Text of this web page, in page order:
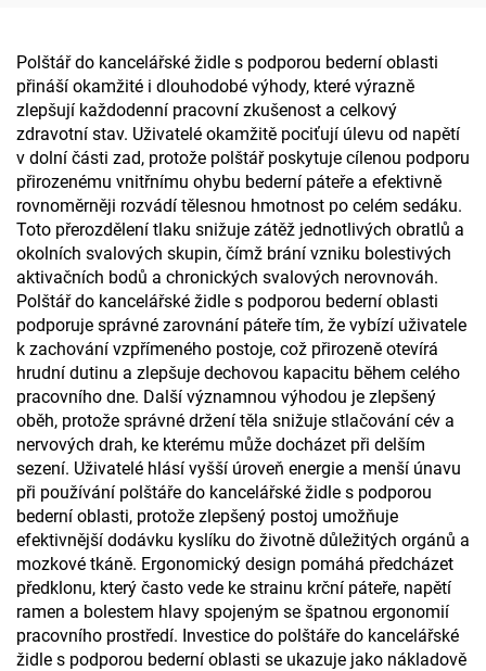
Polštář do kancelářské židle s podporou bederní oblasti
přináší okamžité i dlouhodobé výhody, které výrazně
zlepšují každodenní pracovní zkušenost a celkový
zdravotní stav. Uživatelé okamžitě pociťují úlevu od napětí
v dolní části zad, protože polštář poskytuje cílenou podporu
přirozenému vnitřnímu ohybu bederní páteře a efektivně
rovnoměrněji rozvádí tělesnou hmotnost po celém sedáku.
Toto přerozdělení tlaku snižuje zátěž jednotlivých obratlů a
okolních svalových skupin, čímž brání vzniku bolestivých
aktivačních bodů a chronických svalových nerovnováh.
Polštář do kancelářské židle s podporou bederní oblasti
podporuje správné zarovnání páteře tím, že vybízí uživatele
k zachování vzpřímeného postoje, což přirozeně otevírá
hrudní dutinu a zlepšuje dechovou kapacitu během celého
pracovního dne. Další významnou výhodou je zlepšený
oběh, protože správné držení těla snižuje stlačování cév a
nervových drah, ke kterému může docházet při delším
sezení. Uživatelé hlásí vyšší úroveň energie a menší únavu
při používání polštáře do kancelářské židle s podporou
bederní oblasti, protože zlepšený postoj umožňuje
efektivnější dodávku kyslíku do životně důležitých orgánů a
mozkové tkáně. Ergonomický design pomáhá předcházet
předklonu, který často vede ke strainu krční páteře, napětí
ramen a bolestem hlavy spojeným se špatnou ergonomií
pracovního prostředí. Investice do polštáře do kancelářské
židle s podporou bederní oblasti se ukazuje jako nákladově